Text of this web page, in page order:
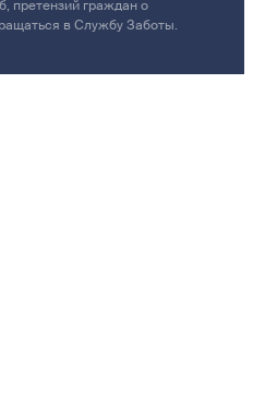
претензий граждан о
в Службу Заботы.